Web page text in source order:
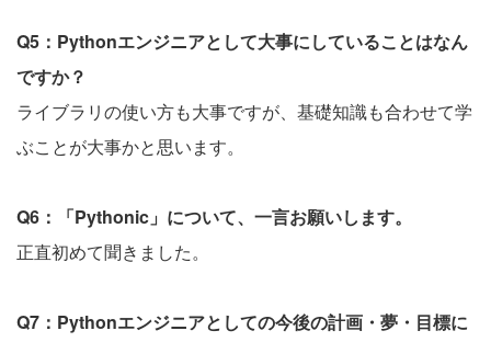
Q5：Pythonエンジニアとして大事にしていることはなん
ですか？
ライブラリの使い方も大事ですが、基礎知識も合わせて学
ぶことが大事かと思います。
Q6：「Pythonic」について、一言お願いします。
正直初めて聞きました。
Q7：Pythonエンジニアとしての今後の計画・夢・目標に